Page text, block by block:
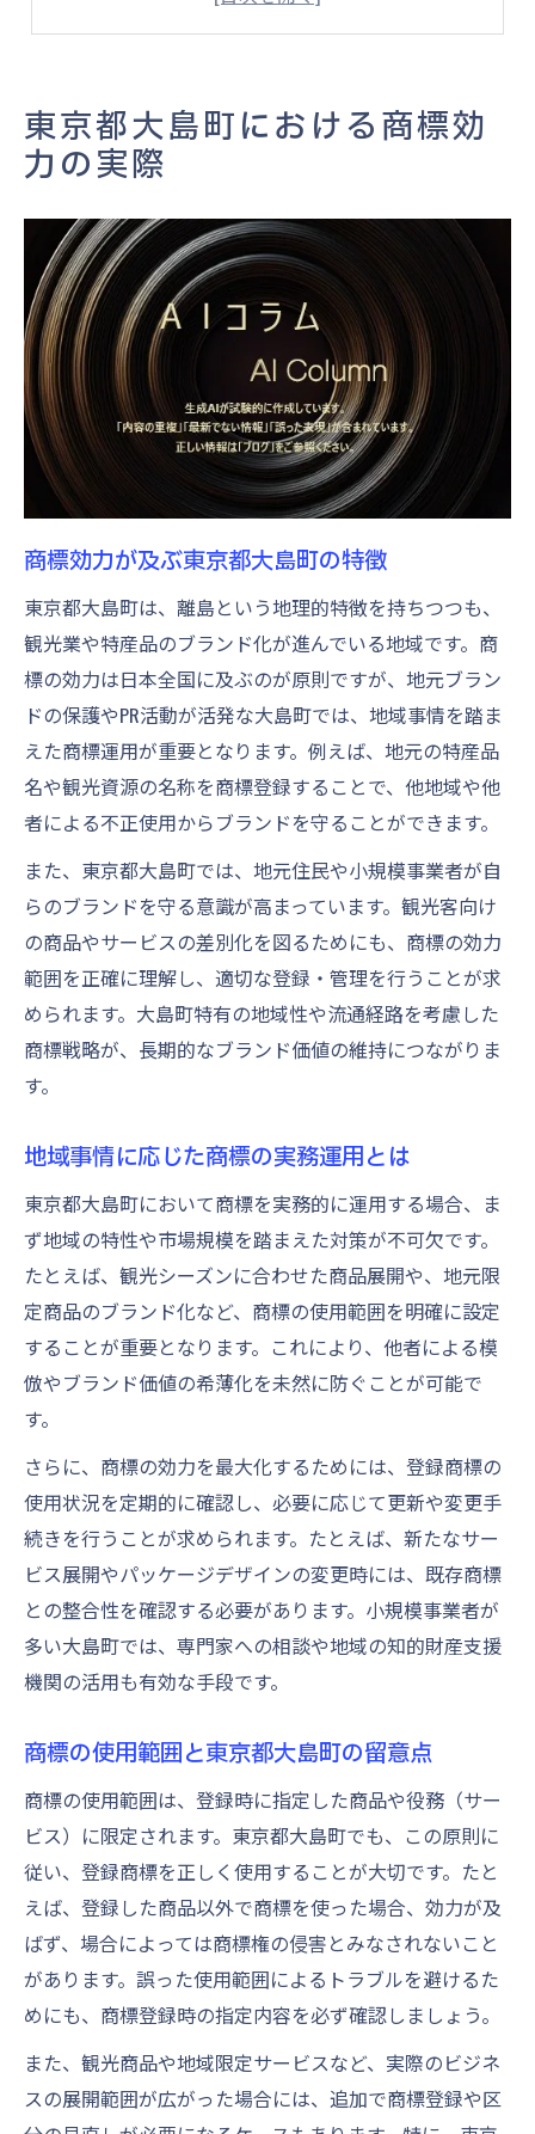
商標の効力範囲を知るための実践ポイント
商標効力範囲の理解がブランド保護に必須
商標法に基づく効力範囲判定の基本手順
商標効力の及ぶ区分や類似範囲の見極め方
商標使用範囲を誤解しないための注意点
商標の効力範囲を広げる実務上の工夫
商標権の使用範囲を誤解しない対策法
商標権の使用範囲を正確に理解する方法
類似商品・役務と商標効力の関係性
誤用を防ぐための商標効力範囲の確認法
登録商標の個人利用に関する注意事項
商標効力の誤解を避ける実務上の工夫
地域事情を踏まえた商標活用の考え方
東京都大島町の商標活用で重視すべき点
地域事情に即した商標効力の運用事例
商標効力範囲と地域ブランド戦略の連携
地域特性が商標に及ぼす影響を解説
地域限定での商標使用と効力維持方法
商標法が規定する効力の境界線とは
商標法が定める効力範囲の原則を理解
商標効力の境界線とその判断基準
商標法3条に基づく識別力と効力維持
禁止権や商標法の例外規定の概要解説
商標効力の境界線に関する最新判例紹介
類似範囲の判断基準と実務上の注意点
商標効力を左右する区分の選び方
登録商標が及ぶ範囲の具体例を解説
商標区分と禁止権の実務的な活用法
東京都大島町における商標効
力の実際
商標効力が及ぶ東京都大島町の特徴
東京都大島町は、離島という地理的特徴を持ちつつも、
観光業や特産品のブランド化が進んでいる地域です。商
標の効力は日本全国に及ぶのが原則ですが、地元ブラン
ドの保護やPR活動が活発な大島町では、地域事情を踏ま
えた商標運用が重要となります。例えば、地元の特産品
名や観光資源の名称を商標登録することで、他地域や他
者による不正使用からブランドを守ることができます。
また、東京都大島町では、地元住民や小規模事業者が自
らのブランドを守る意識が高まっています。観光客向け
の商品やサービスの差別化を図るためにも、商標の効力
範囲を正確に理解し、適切な登録・管理を行うことが求
められます。大島町特有の地域性や流通経路を考慮した
商標戦略が、長期的なブランド価値の維持につながりま
す。
地域事情に応じた商標の実務運用とは
東京都大島町において商標を実務的に運用する場合、ま
ず地域の特性や市場規模を踏まえた対策が不可欠です。
たとえば、観光シーズンに合わせた商品展開や、地元限
定商品のブランド化など、商標の使用範囲を明確に設定
することが重要となります。これにより、他者による模
倣やブランド価値の希薄化を未然に防ぐことが可能で
す。
さらに、商標の効力を最大化するためには、登録商標の
使用状況を定期的に確認し、必要に応じて更新や変更手
続きを行うことが求められます。たとえば、新たなサー
ビス展開やパッケージデザインの変更時には、既存商標
との整合性を確認する必要があります。小規模事業者が
多い大島町では、専門家への相談や地域の知的財産支援
機関の活用も有効な手段です。
商標の使用範囲と東京都大島町の留意点
商標の使用範囲は、登録時に指定した商品や役務（サー
ビス）に限定されます。東京都大島町でも、この原則に
従い、登録商標を正しく使用することが大切です。たと
えば、登録した商品以外で商標を使った場合、効力が及
ばず、場合によっては商標権の侵害とみなされないこと
があります。誤った使用範囲によるトラブルを避けるた
めにも、商標登録時の指定内容を必ず確認しましょう。
また、観光商品や地域限定サービスなど、実際のビジネ
スの展開範囲が広がった場合には、追加で商標登録や区